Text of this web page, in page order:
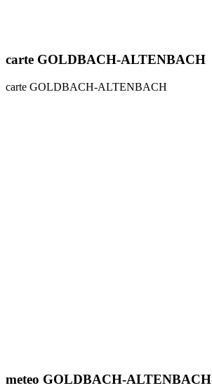
carte GOLDBACH-ALTENBACH
carte GOLDBACH-ALTENBACH
meteo GOLDBACH-ALTENBACH